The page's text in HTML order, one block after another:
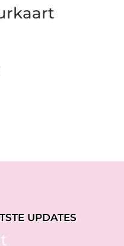
UPDATES